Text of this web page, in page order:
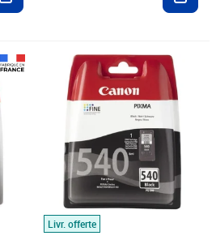
Livr. offerte
Prix 29,58€